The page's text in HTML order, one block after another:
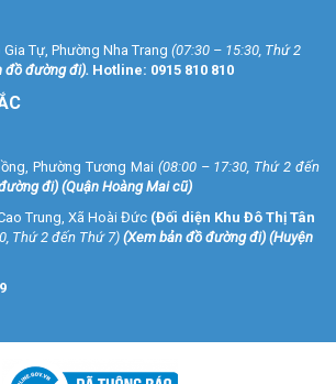
Tự, Phường Nha Trang (07:30 – 15:30, Thứ 2
đồ đường đi). Hotline: 0915 810 810
Phường Tương Mai (08:00 – 17:30, Thứ 2 đến
đi) (Quận Hoàng Mai cũ)
Trung, Xã Hoài Đức (Đối diện Khu Đô Thị Tân
Thứ 2 đến Thứ 7) (Xem bản đồ đường đi) (Huyện